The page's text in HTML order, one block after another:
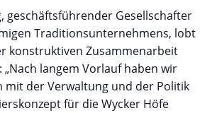
geschäftsführender Gesellschafter
Traditionsunternehmens, lobt
konstruktiven Zusammenarbeit
langem Vorlauf haben wir
mit der Verwaltung und der Politik
für die Wycker Höfe